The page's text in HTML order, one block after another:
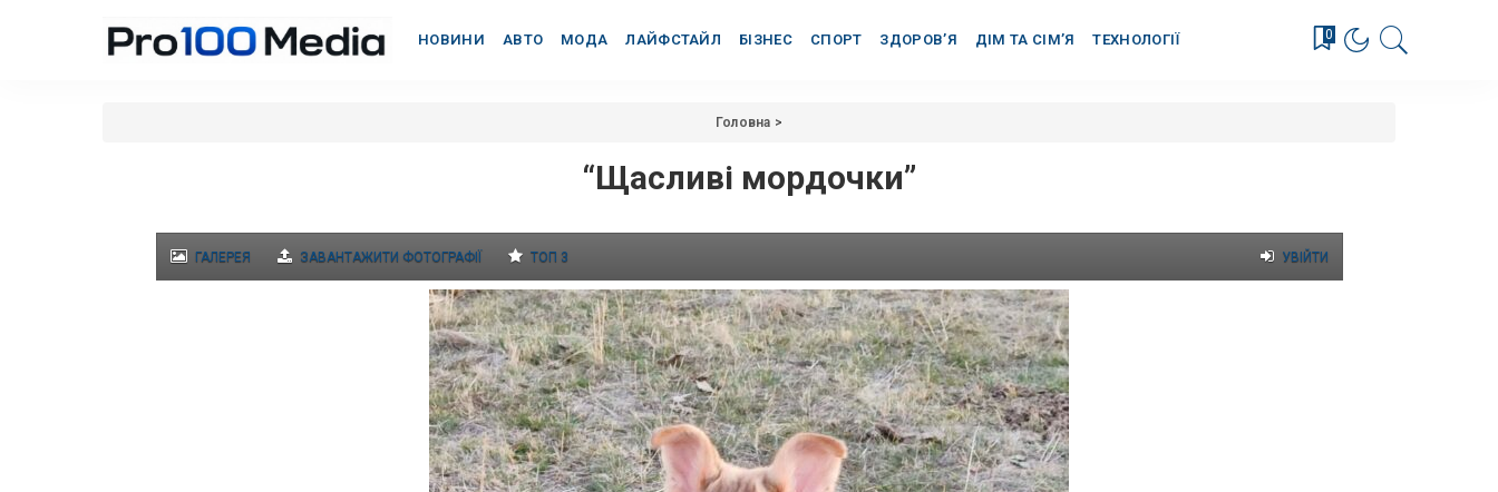
НОВИНИ АВТО МОДА ЛАЙФСТАЙЛ БІЗНЕС СПОРТ ЗДОРОВ’Я ДІМ ТА СІМ’Я ТЕХНОЛОГІЇ 0
Головна >
“Щасливі мордочки”
ГАЛЕРЕЯ ЗАВАНТАЖИТИ ФОТОГРАФІЇ ТОП 3 УВІЙТИ